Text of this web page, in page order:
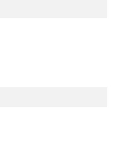
handle meniscal lesion